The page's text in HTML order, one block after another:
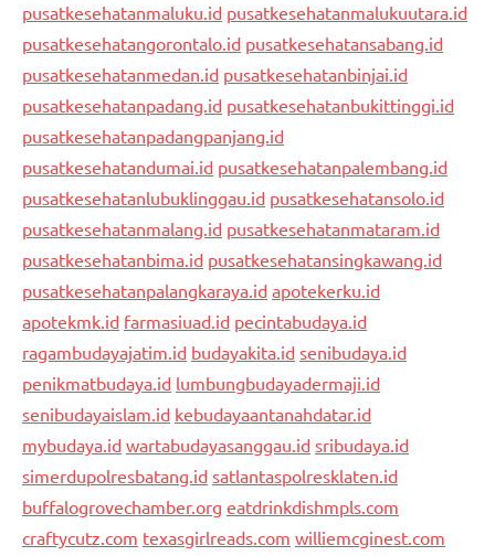
pusatkesehatanmaluku.id pusatkesehatanmalukuutara.id
pusatkesehatangorontalo.id pusatkesehatansabang.id
pusatkesehatanmedan.id pusatkesehatanbinjai.id
pusatkesehatanpadang.id pusatkesehatanbukittinggi.id
pusatkesehatanpadangpanjang.id
pusatkesehatandumai.id pusatkesehatanpalembang.id
pusatkesehatanlubuklinggau.id pusatkesehatansolo.id
pusatkesehatanmalang.id pusatkesehatanmataram.id
pusatkesehatanbima.id pusatkesehatansingkawang.id
pusatkesehatanpalangkaraya.id apotekerku.id
apotekmk.id farmasiuad.id pecintabudaya.id
ragambudayajatim.id budayakita.id senibudaya.id
penikmatbudaya.id lumbungbudayadermaji.id
senibudayaislam.id kebudayaantanahdatar.id
mybudaya.id wartabudayasanggau.id sribudaya.id
simerdupolresbatang.id satlantaspolresklaten.id
buffalogrovechamber.org eatdrinkdishmpls.com
craftycutz.com texasgirlreads.com williemcginest.com